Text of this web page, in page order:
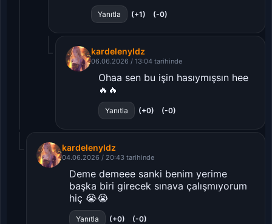
Yanıtla (+1) (-0)
kardelenyldz
06.06.2026 / 13:04 tarihinde
Ohaa sen bu işin hasıymışsın hee
🔥🔥
Yanıtla (+0) (-0)
kardelenyldz
04.06.2026 / 20:43 tarihinde
Deme demeee sanki benim yerime
başka biri girecek sınava çalışmıyorum
hiç 😭😭
Yanıtla (+0) (-0)